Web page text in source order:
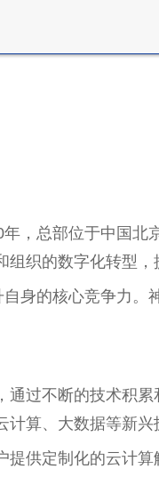
，总部位于中国北
织的数字化转型，
身的核心竞争力。
过不断的技术积
算、大数据等新兴
供定制化的云计